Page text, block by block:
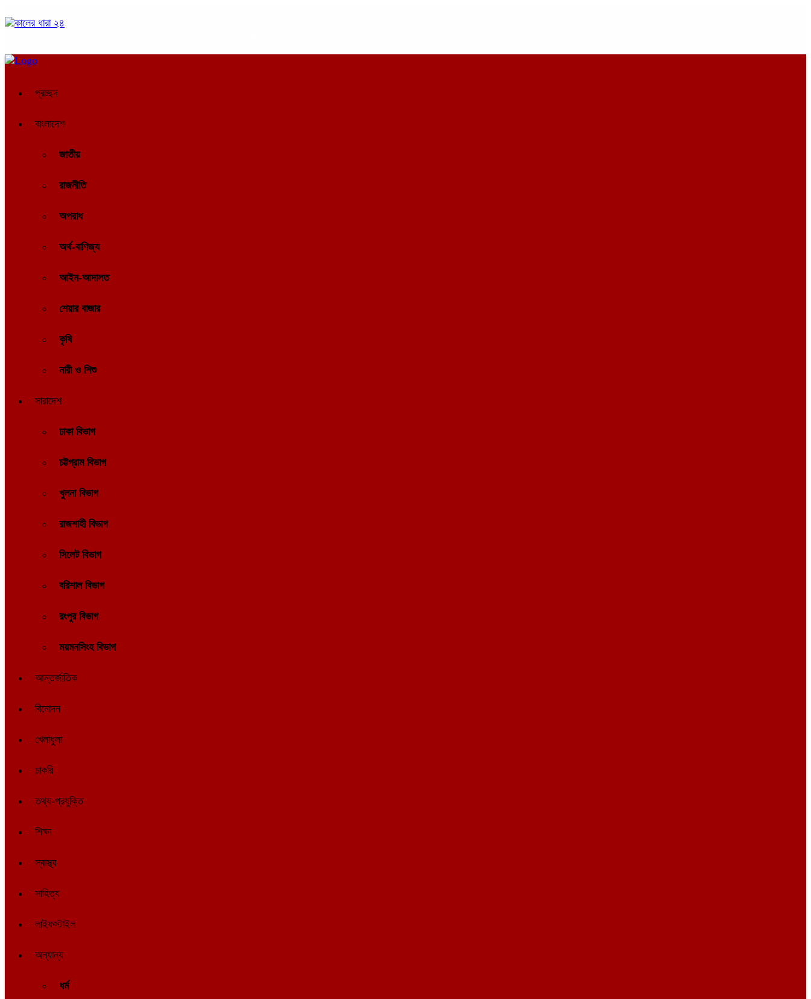
প্রচ্ছদ
বাংলাদেশ
জাতীয়
রাজনীতি
অপরাধ
অর্থ-বাণিজ্য
আইন-আদালত
শেয়ার বাজার
কৃষি
নারী ও শিশু
সারাদেশ
ঢাকা বিভাগ
চট্টগ্রাম বিভাগ
খুলনা বিভাগ
রাজশাহী বিভাগ
সিলেট বিভাগ
বরিশাল বিভাগ
রংপুর বিভাগ
ময়মনসিংহ বিভাগ
আন্তর্জাতিক
বিনোদন
খেলাধুলা
চাকরি
তথ্য-প্রযুক্তি
শিক্ষা
স্বাস্থ্য
সাহিত্য
লাইফস্টাইল
অন্যান্য
ধর্ম